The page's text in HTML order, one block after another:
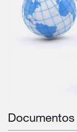
Documentos